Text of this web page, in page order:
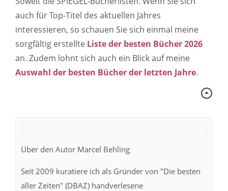
auch für Top-Titel des aktuellen Jahres
interessieren, so schauen Sie sich einmal meine
sorgfältig erstellte Liste der besten Bücher 2026
an. Zudem lohnt sich auch ein Blick auf meine
Auswahl der besten Bücher der letzten Jahre.
Über den Autor Marcel Behling
Seit 2009 kuratiere ich als Gründer von "Die besten
aller Zeiten" (DBAZ) handverlesene